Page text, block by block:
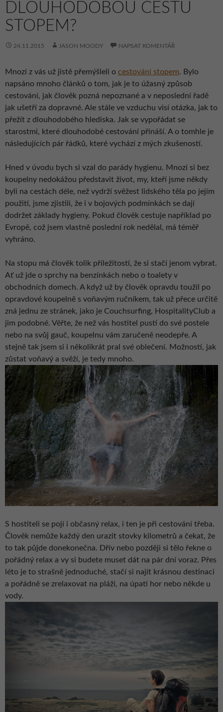
DLOUHODOBOU CESTU
STOPEM?
24.11.2015 JASON MOODY NAPSAT KOMENTÁŘ
Mnozí z vás už jistě přemýšleli o cestování stopem. Bylo
napsáno mnoho článků o tom, jak je to úžasný způsob
cestování, jak člověk pozná nepoznané a v neposlední řadě
jak ušetří za dopravné. Ale stále ve vzduchu visí otázka, jak to
přežít z dlouhodobého hlediska. Jak se vypořádat se
starostmi, které dlouhodobé cestování přináší. A o tomhle je
následujících pár řádků, které vychází z mých zkušeností.
Hned v úvodu bych si vzal do parády hygienu. Mnozí si bez
koupelny nedokážou představit život, my, kteří jsme někdy
byli na cestách déle, než vydrží svěžest lidského těla po jejím
použití, jsme zjistili, že i v bojových podmínkách se dají
dodržet základy hygieny. Pokud člověk cestuje například po
Evropě, což jsem vlastně poslední rok nedělal, má téměř
vyhráno.
Na stopu má člověk tolik příležitostí, že si stačí jenom vybrat.
Ať už jde o sprchy na benzínkách nebo o toalety v
obchodních domech. A když už by člověk opravdu toužil po
opravdové koupelně s voňavým ručníkem, tak už přece určitě
zná jednu ze stránek, jako je Couchsurfing, HospitalityClub a
jim podobné. Věřte, že než vás hostitel pustí do své postele
nebo na svůj gauč, koupelnu vám zaručeně neodepře. A
stejně tak jsem si i několikrát pral své oblečení. Možností, jak
zůstat voňavý a svěží, je tedy mnoho.
S hostiteli se pojí i občasný relax, i ten je při cestování třeba.
Člověk nemůže každý den urazit stovky kilometrů a čekat, že
to tak půjde donekonečna. Dřív nebo později si tělo řekne o
pořádný relax a vy si budete muset dát na pár dní voraz. Přes
léto je to strašně jednoduché, stačí si najít krásnou destinaci
a pořádně se zrelaxovat na pláži, na úpatí hor nebo někde u
vody.